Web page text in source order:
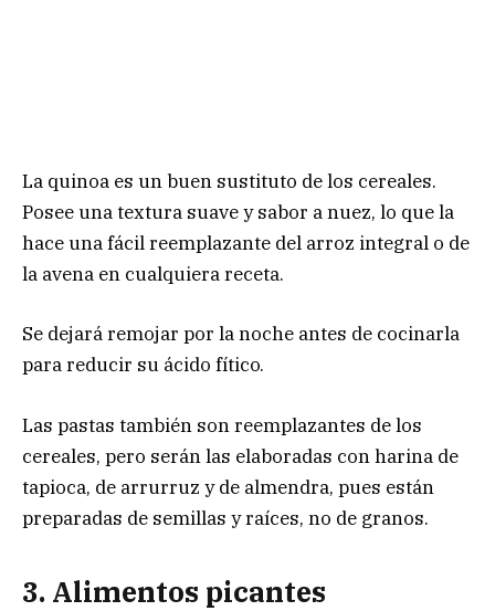
La quinoa es un buen sustituto de los cereales.
Posee una textura suave y sabor a nuez, lo que la
hace una fácil reemplazante del arroz integral o de
la avena en cualquiera receta.
Se dejará remojar por la noche antes de cocinarla
para reducir su ácido fítico.
Las pastas también son reemplazantes de los
cereales, pero serán las elaboradas con harina de
tapioca, de arrurruz y de almendra, pues están
preparadas de semillas y raíces, no de granos.
3. Alimentos picantes